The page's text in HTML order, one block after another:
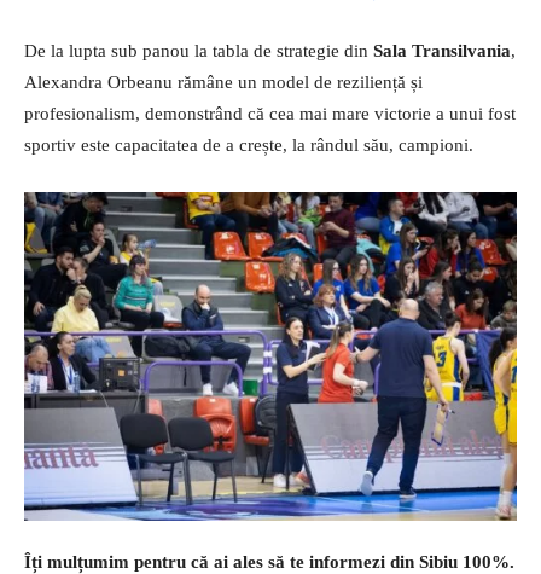
De la lupta sub panou la tabla de strategie din Sala Transilvania,
Alexandra Orbeanu rămâne un model de reziliență și
profesionalism, demonstrând că cea mai mare victorie a unui fost
sportiv este capacitatea de a crește, la rândul său, campioni.
Îți mulțumim pentru că ai ales să te informezi din Sibiu 100%.